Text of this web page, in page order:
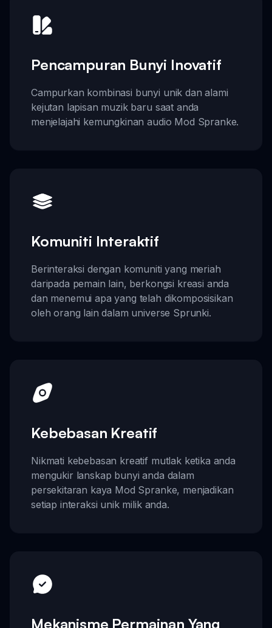
Pencampuran Bunyi Inovatif
Campurkan kombinasi bunyi unik dan alami
kejutan lapisan muzik baru saat anda
menjelajahi kemungkinan audio Mod Spranke.
Komuniti Interaktif
Berinteraksi dengan komuniti yang meriah
daripada pemain lain, berkongsi kreasi anda
dan menemui apa yang telah dikomposisikan
oleh orang lain dalam universe Sprunki.
Kebebasan Kreatif
Nikmati kebebasan kreatif mutlak ketika anda
mengukir lanskap bunyi anda dalam
persekitaran kaya Mod Spranke, menjadikan
setiap interaksi unik milik anda.
Mekanisme Permainan Yang